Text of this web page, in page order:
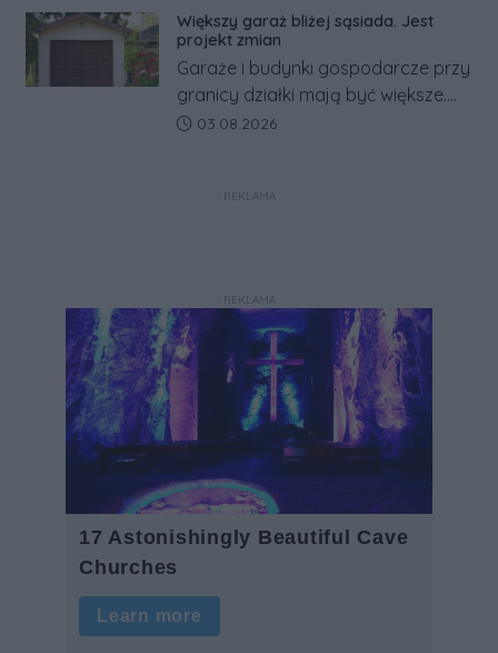
alarmowych, alertów RCB i aplikacji
w jeden system.
Większy garaż bliżej sąsiada. Jest
projekt zmian
Garaże i budynki gospodarcze przy
granicy działki mają być większe.
Projekt zaostrza też zasady
Data dodania artykułu:
03.08.2026
REKLAMA
REKLAMA